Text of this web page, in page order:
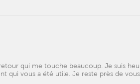
qui me touche beaucoup. Je suis
qui vous a été utile. Je reste près de